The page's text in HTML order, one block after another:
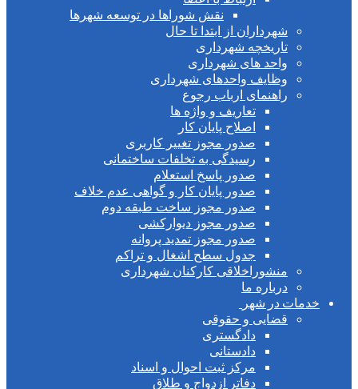
نقش شوراها در توسعه شهرها
شهرداران از ابتدا تا حال
تاریخچه شهرداری
واحد های شهرداری
وظایف واحدهای شهرداری
راهنمای ارباب رجوع
تعاریف و واژه ها
اصلاح پایان کار
صدور مجوز تغییر کاربری
رسیدگی به تخلفات ساختمانی
صدور پاسخ استعلام
صدور پایان کار و گواهی عدم خلاف
صدور مجوز ساخت طبقه دوم
صدور مجوز دیوارکشی
صدور مجوز تمدید پروانه
جدول سطح اشغال و تراکم
منشوراخلاقی کارکنان شهرداری
در شهر
قضایی و حقوقی
دادگستری
مرکز ثبت احوال و اسناد
دفاتر ازدواج و طلاق